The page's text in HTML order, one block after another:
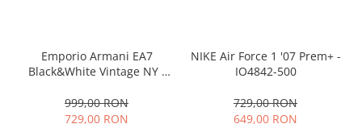
Emporio Armani EA7
Black&White Vintage NY -
999,00 RON
729,00 RON
NIKE Air Force 1 '07 Prem+ -
IO4842-500
729,00 RON
649,00 RON